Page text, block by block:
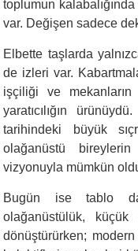
toplumun
var. Değişen sadece
Elbette taşlarda
de izleri var.
işçiliği ve
yaratıcılığın
tarihindeki büyük
olağanüstü
vizyonuyla mümkün
Bugün ise tablo
olağanüstülük, küçük
dönüştürürken;